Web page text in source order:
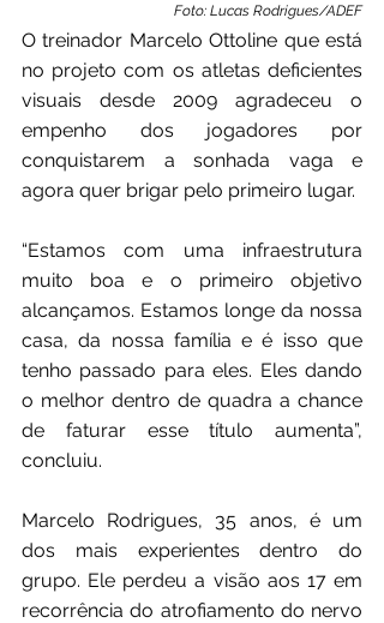
Foto: Lucas Rodrigues/ADEF
O treinador Marcelo Ottoline que está
no projeto com os atletas deficientes
visuais desde 2009 agradeceu o
empenho dos jogadores por
conquistarem a sonhada vaga e
agora quer brigar pelo primeiro lugar.
“Estamos com uma infraestrutura
muito boa e o primeiro objetivo
alcançamos. Estamos longe da nossa
casa, da nossa família e é isso que
tenho passado para eles. Eles dando
o melhor dentro de quadra a chance
de faturar esse título aumenta”,
concluiu.
Marcelo Rodrigues, 35 anos, é um
dos mais experientes dentro do
grupo. Ele perdeu a visão aos 17 em
recorrência do atrofiamento do nervo